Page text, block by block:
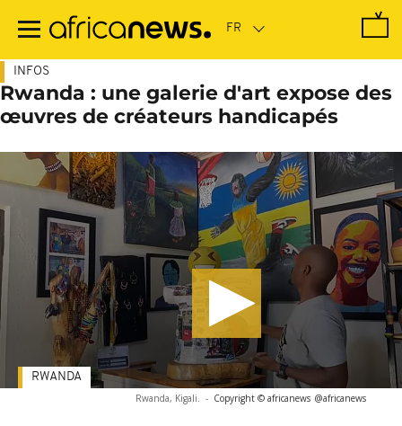
contenu
INFOS
Rwanda : une galerie d'art expose des
œuvres de créateurs handicapés
Rwanda, Kigali. - Copyright © africanews @africanews
RWANDA